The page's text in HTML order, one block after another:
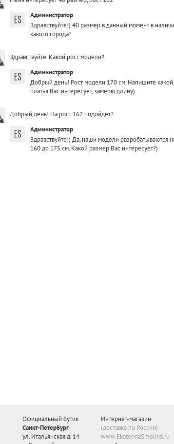
Администратор
Здравствуйте!) 40 размер в данный момент в
какого города?
Здравствуйте. Какой рост модели?
Администратор
Добрый день! Рост модели 170 см. Напишите
платья Вас интересует, замерю длину)
Добрый день! На рост 162 подойдёт?
Администратор
Здравствуйте!) Да, наши модели разробатываются
160 до 175 см. Какой размер Вас интересует?)
Официальный бутик
Санкт-Петербург
ул. Итальянская д. 14
Интернет-магазин
(доставка по России)
www.EkaterinaSmolina.ru